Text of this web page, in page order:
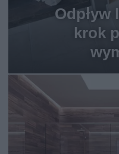
Odpływ
krok